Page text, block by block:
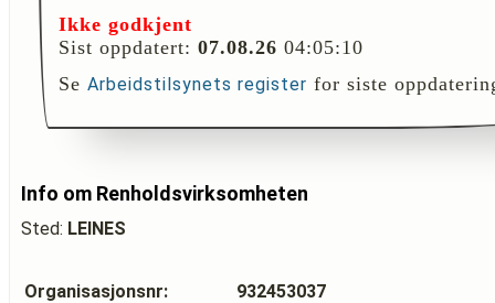
Ikke godkjent
Sist oppdatert: 07.08.26 04:05:10
Se Arbeidstilsynets register for siste
Info om Renholdsvirksomheten
Sted: LEINES
Organisasjonsnr:
932453037